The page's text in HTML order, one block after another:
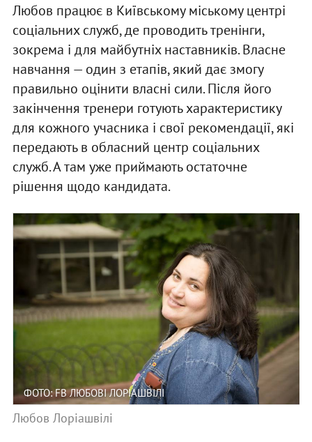
Любов працює в Київському міському центрі
соціальних служб, де проводить тренінги,
зокрема і для майбутніх наставників. Власне
навчання — один з етапів, який дає змогу
правильно оцінити власні сили. Після його
закінчення тренери готують характеристику
для кожного учасника і свої рекомендації, які
передають в обласний центр соціальних
служб. А там уже приймають остаточне
рішення щодо кандидата.
ФОТО: FB ЛЮБОВІ ЛОРІАШВІЛІ
Любов Лоріашвілі